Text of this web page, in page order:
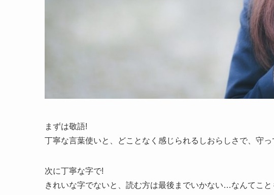
まずは敬語!
丁寧な言葉使いと、どことなく感じられるしおらしさで、守
次に丁寧な字で!
きれいな字でないと、読む方は最後までいかない…なんてこと